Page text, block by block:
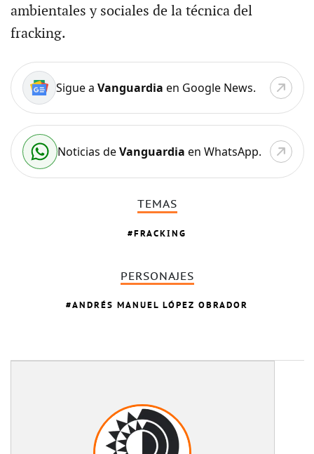
ambientales y sociales de la técnica del
fracking.
Sigue a Vanguardia en Google News.
Noticias deVanguardia en WhatsApp.
TEMAS
FRACKING
PERSONAJES
ANDRÉS MANUEL LÓPEZ OBRADOR